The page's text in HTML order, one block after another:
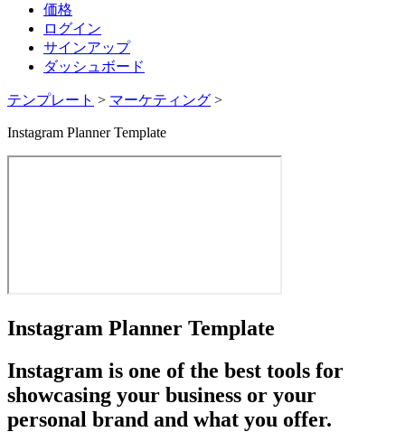
価格
ログイン
サインアップ
ダッシュボード
テンプレート > マーケティング >
Instagram Planner Template
Instagram Planner Template
Instagram is one of the best tools for
showcasing your business or your
personal brand and what you offer.